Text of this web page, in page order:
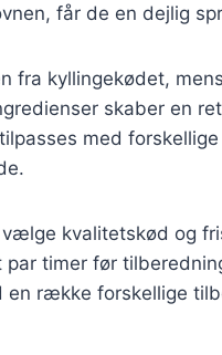
får de en dejlig
fra kyllingekødet,
skaber en
med
kvalitetskød og
timer før
række forskellige